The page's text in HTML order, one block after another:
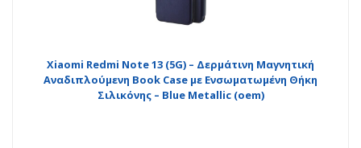
Xiaomi Redmi Note 13 (5G) – Δερμάτινη Μαγνητική
Αναδιπλούμενη Book Case με Ενσωματωμένη Θήκη
Σιλικόνης – Blue Metallic (oem)